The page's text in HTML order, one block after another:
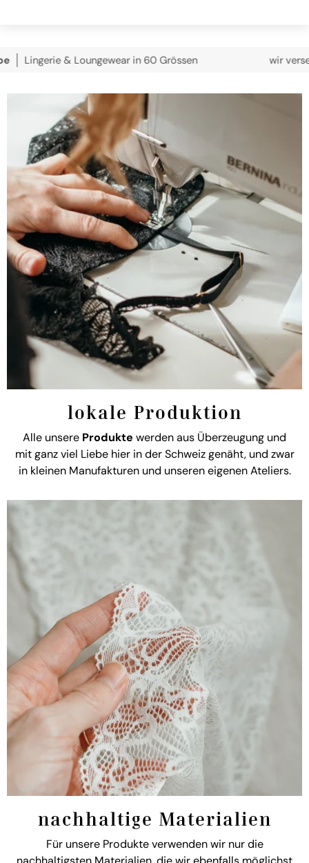
& Loungewear in 60 Grössen wir versenden
lokale Produktion
Alle unsere Produkte werden aus Überzeugung und
mit ganz viel Liebe hier in der Schweiz genäht, und zwar
in kleinen Manufakturen und unseren eigenen Ateliers.
nachhaltige Materialien
Für unsere Produkte verwenden wir nur die